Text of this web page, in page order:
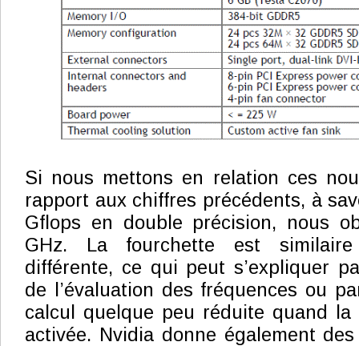
Si nous mettons en relation ces
rapport aux chiffres précédents, à
Gflops en double précision, nous
GHz. La fourchette est similaire
différente, ce qui peut s’expliquer
de l’évaluation des fréquences ou
calcul quelque peu réduite quand la
activée. Nvidia donne également